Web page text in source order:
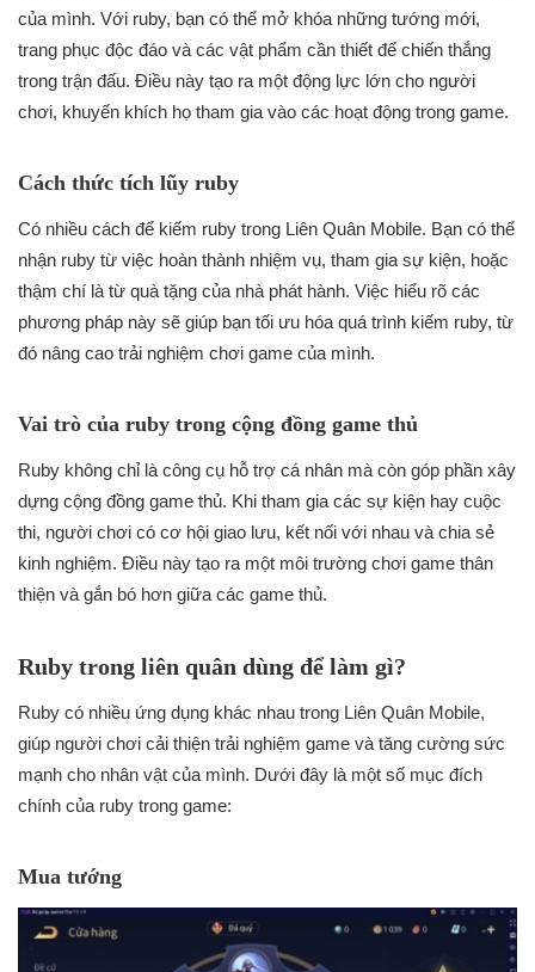
của mình. Với ruby, bạn có thể mở khóa những tướng mới,
trang phục độc đáo và các vật phẩm cần thiết để chiến thắng
trong trận đấu. Điều này tạo ra một động lực lớn cho người
chơi, khuyến khích họ tham gia vào các hoạt động trong game.
Cách thức tích lũy ruby
Có nhiều cách để kiếm ruby trong Liên Quân Mobile. Bạn có thể
nhận ruby từ việc hoàn thành nhiệm vụ, tham gia sự kiện, hoặc
thậm chí là từ quà tặng của nhà phát hành. Việc hiểu rõ các
phương pháp này sẽ giúp bạn tối ưu hóa quá trình kiếm ruby, từ
đó nâng cao trải nghiệm chơi game của mình.
Vai trò của ruby trong cộng đồng game thủ
Ruby không chỉ là công cụ hỗ trợ cá nhân mà còn góp phần xây
dựng cộng đồng game thủ. Khi tham gia các sự kiện hay cuộc
thi, người chơi có cơ hội giao lưu, kết nối với nhau và chia sẻ
kinh nghiệm. Điều này tạo ra một môi trường chơi game thân
thiện và gắn bó hơn giữa các game thủ.
Ruby trong liên quân dùng để làm gì?
Ruby có nhiều ứng dụng khác nhau trong Liên Quân Mobile,
giúp người chơi cải thiện trải nghiệm game và tăng cường sức
mạnh cho nhân vật của mình. Dưới đây là một số mục đích
chính của ruby trong game:
Mua tướng